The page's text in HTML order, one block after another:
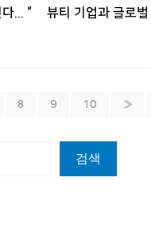
“韓 뷰티 기업과 글로벌
8 9 10 »
검색